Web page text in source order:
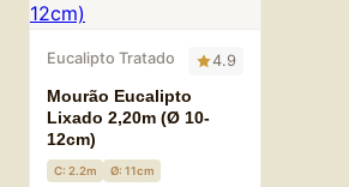
Eucalipto Tratado 4.9
Mourão Eucalipto
Lixado 2,20m (Ø 10-
12cm)
C: 2.2m Ø: 11cm